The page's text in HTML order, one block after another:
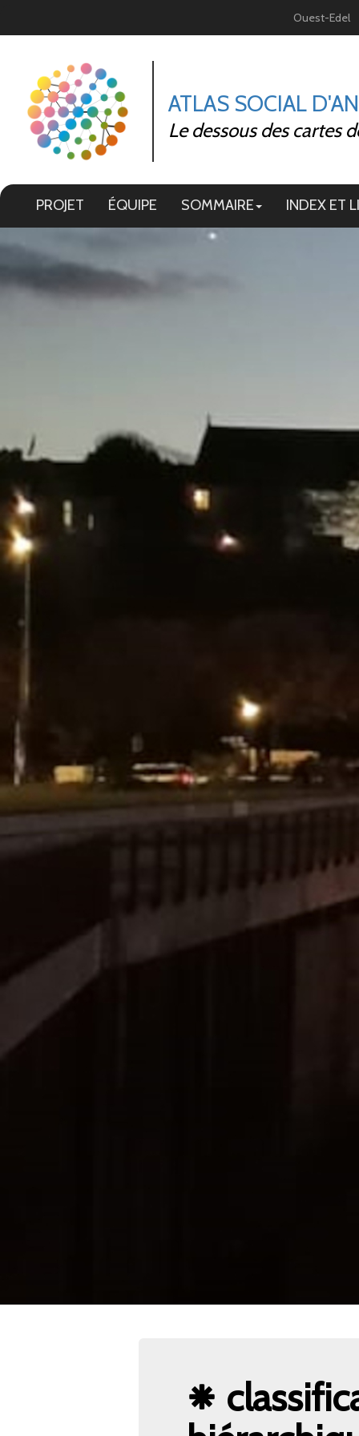
Ouest-Edel
ATLAS SOCIAL
Le dessous des cartes
PROJET ÉQUIPE SOMMAIRE INDEX ET